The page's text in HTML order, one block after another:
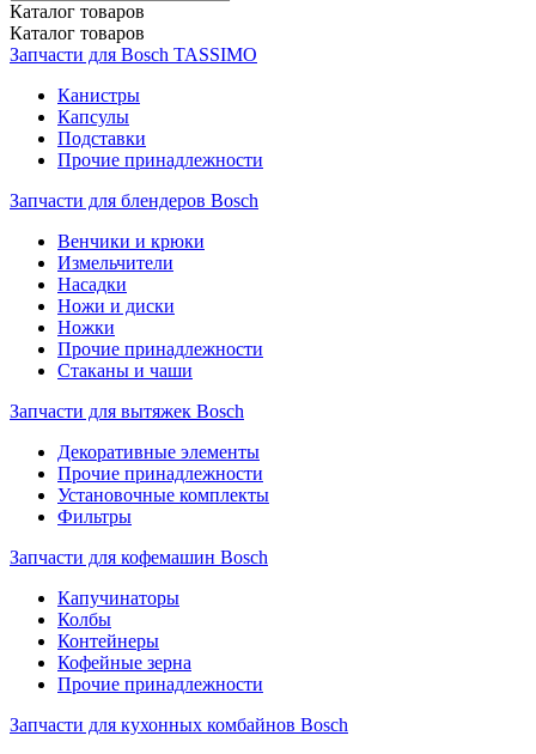
Каталог товаров
Каталог товаров
Запчасти для Bosch TASSIMO
Канистры
Капсулы
Подставки
Прочие принадлежности
Запчасти для блендеров Bosch
Венчики и крюки
Измельчители
Насадки
Ножи и диски
Ножки
Прочие принадлежности
Стаканы и чаши
Запчасти для вытяжек Bosch
Декоративные элементы
Прочие принадлежности
Установочные комплекты
Фильтры
Запчасти для кофемашин Bosch
Капучинаторы
Колбы
Контейнеры
Кофейные зерна
Прочие принадлежности
Запчасти для кухонных комбайнов Bosch